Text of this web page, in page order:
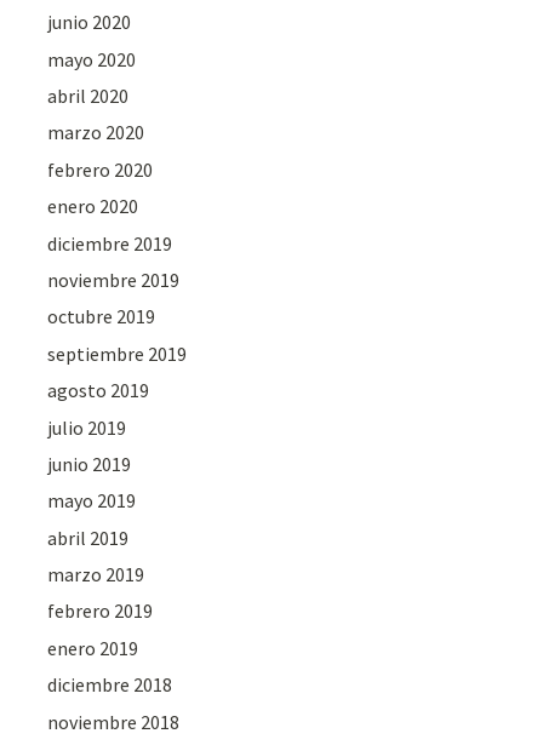
junio 2020
mayo 2020
abril 2020
marzo 2020
febrero 2020
enero 2020
diciembre 2019
noviembre 2019
octubre 2019
septiembre 2019
agosto 2019
julio 2019
junio 2019
mayo 2019
abril 2019
marzo 2019
febrero 2019
enero 2019
diciembre 2018
noviembre 2018